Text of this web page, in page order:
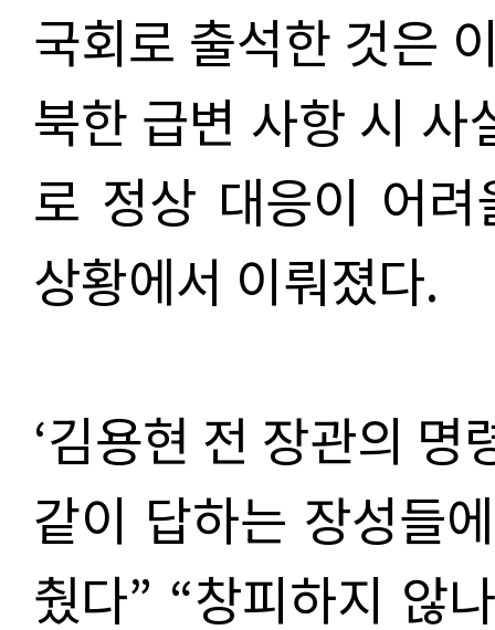
국회로 출석한 것은
북한 급변 사항 시 사
로 정상 대응이 어
상황에서 이뤄졌다.
‘김용현 전 장관의
같이 답하는 장성들
췄다” “창피하지 않